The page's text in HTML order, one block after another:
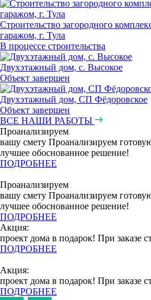
Строительство загородного
гаражом, г. Тула
В процессе строительства
Двухэтажный дом, с. Высокое
Объект завершен
Двухэтажный дом, СП Фёдоровское
Объект завершен
ВСЕ НАШИ РАБОТЫ
Проанализируем
вашу смету Проанализируем
лучшее обоснованное решение!
ПОДРОБНЕЕ
Проанализируем
вашу смету Проанализируем
лучшее обоснованное решение!
ПОДРОБНЕЕ
Акция:
проект дома в подарок! При заказе
ПОДРОБНЕЕ
Акция:
проект дома в подарок! При заказе
ПОДРОБНЕЕ